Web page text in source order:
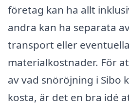
företag kan ha allt
andra kan ha separata
transport eller eventuella
materialkostnader. För
av vad snöröjning i Sibo
kosta, är det en bra idé